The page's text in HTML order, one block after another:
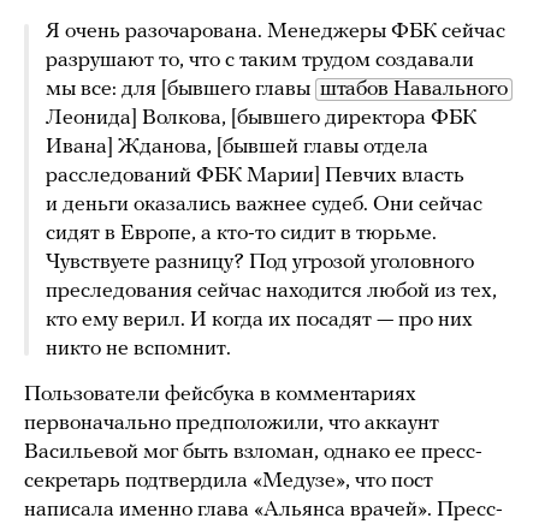
Я очень разочарована. Менеджеры ФБК сейчас
разрушают то, что с таким трудом создавали
мы все: для [бывшего главы штабов Навального
Леонида] Волкова, [бывшего директора ФБК
Ивана] Жданова, [бывшей главы отдела
расследований ФБК Марии] Певчих власть
и деньги оказались важнее судеб. Они сейчас
сидят в Европе, а кто-то сидит в тюрьме.
Чувствуете разницу? Под угрозой уголовного
преследования сейчас находится любой из тех,
кто ему верил. И когда их посадят — про них
никто не вспомнит.
Пользователи фейсбука в комментариях
первоначально предположили, что аккаунт
Васильевой мог быть взломан, однако ее пресс-
секретарь подтвердила «Медузе», что пост
написала именно глава «Альянса врачей». Пресс-